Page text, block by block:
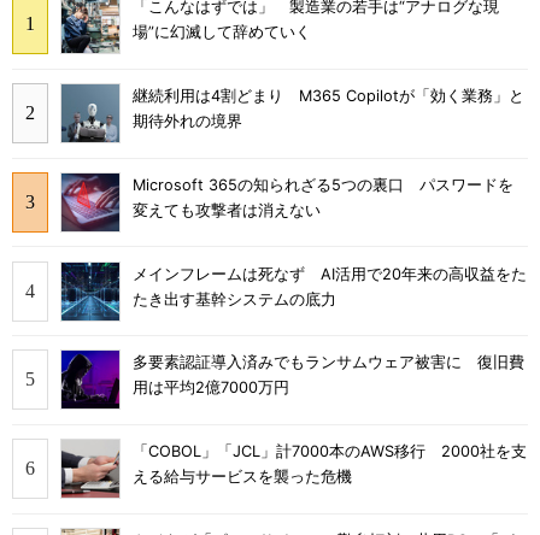
「こんなはずでは」 製造業の若手は“アナログな現
場”に幻滅して辞めていく
継続利用は4割どまり M365 Copilotが「効く業務」と
期待外れの境界
Microsoft 365の知られざる5つの裏口 パスワードを
変えても攻撃者は消えない
メインフレームは死なず AI活用で20年来の高収益をた
たき出す基幹システムの底力
多要素認証導入済みでもランサムウェア被害に 復旧費
用は平均2億7000万円
「COBOL」「JCL」計7000本のAWS移行 2000社を支
える給与サービスを襲った危機